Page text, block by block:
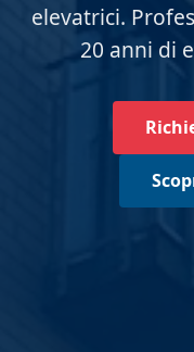
elevatrici.
20 anni di